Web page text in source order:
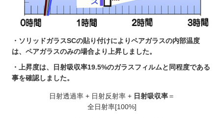
・ソリッドガラスSCの貼り付けによりペアガラスの内部温度
は、ペアガラスのみの場合より上昇しました。
・上昇度は、日射吸収率19.5%のガラスフィルムと同程度である
事を確認しました。
日射透過率 + 日射反射率 + 日射吸収率＝
全日射率[100%]